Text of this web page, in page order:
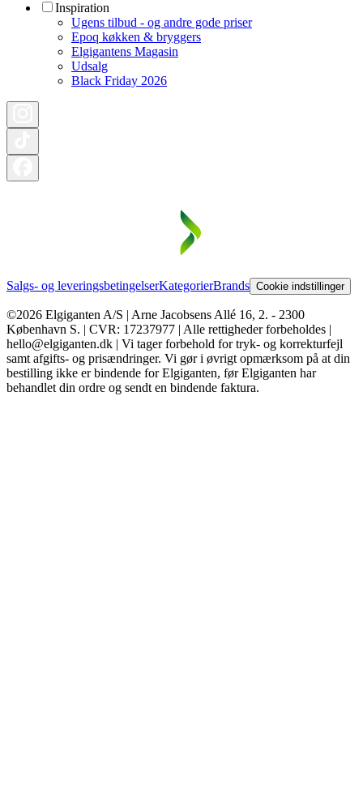
Inspiration
Ugens tilbud - og andre gode priser
Epoq køkken & bryggers
Elgigantens Magasin
Udsalg
Black Friday 2026
Salgs- og leveringsbetingelserKategorierBrands Cookie indstillinger
©2026 Elgiganten A/S | Arne Jacobsens Allé 16, 2. - 2300
København S. | CVR: 17237977 | Alle rettigheder forbeholdes |
hello@elgiganten.dk | Vi tager forbehold for tryk- og korrekturfejl
samt afgifts- og prisændringer. Vi gør i øvrigt opmærksom på at din
bestilling ikke er bindende for Elgiganten, før Elgiganten har
behandlet din ordre og sendt en bindende faktura.